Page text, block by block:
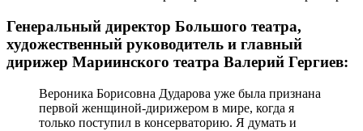
Генеральный директор Большого театра,
художественный руководитель и главный
дирижер Мариинского театра Валерий Гергиев:
Вероника Борисовна Дударова уже была признана
первой женщиной-дирижером в мире, когда я
только поступил в консерваторию. Я думать и